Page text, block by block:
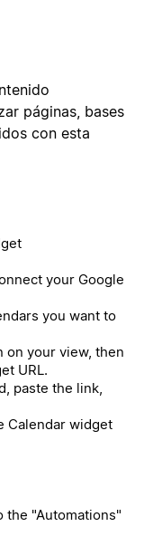
páginas, bases
con esta
your Google
you want to
on your view, then
URL.
paste the link,
Calendar widget
the "Automations"